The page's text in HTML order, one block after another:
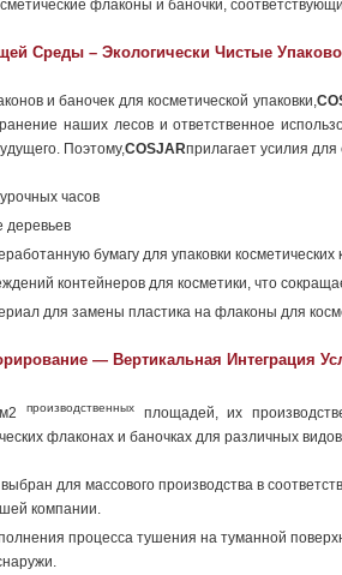
флаконы и баночки,
Среды – Экологически Чистые
и баночек для косметической упаковки,
наших лесов и ответственное
Поэтому,COSJARприлагает усилия
часов
деревьев
бумагу для упаковки косметических
контейнеров для косметики, что
для замены пластика на флаконы для
— Вертикальная Интеграция
производственныхплощадей, их
флаконах и баночках для различных
для массового производства в
компании.
процесса тушения на туманной